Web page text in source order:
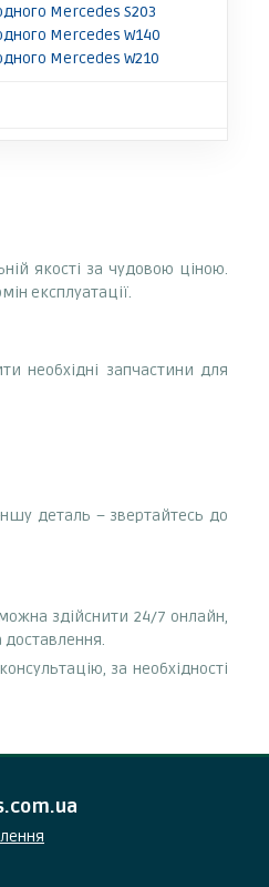
Mercedes S203
Mercedes W140
Mercedes W210
якості за чудовою ціною.
експлуатації.
необхідні запчастини для
деталь – звертайтесь до
здійснити 24/7 онлайн,
за необхідності